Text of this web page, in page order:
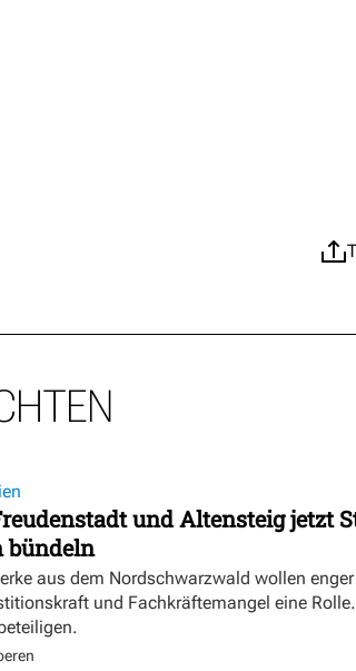
und Altensteig jetzt
bündeln
aus dem Nordschwarzwald wollen
und Fachkräftemangel eine